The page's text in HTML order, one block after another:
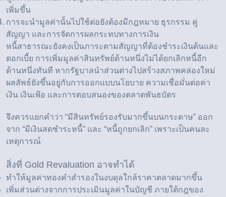
เพิ่มขึ้น
การจะนำมูลค่านั้นไปใช้ต่อยังต้องมีกฎหมาย ธุรกรรม คู่
สัญญา และการจัดการผลกระทบทางการเงิน
หนี้สาธารณะยังคงเป็นภาระตามสัญญาที่ต้องชำระเงินต้นและ
ดอกเบี้ย การเพิ่มมูลค่าสินทรัพย์ด้านหนึ่งไม่ได้ยกเลิกหนี้อีก
ด้านหนึ่งทันที หากรัฐบาลนำส่วนต่างไปสร้างสภาพคล่องใหม่
ผลลัพธ์ยังขึ้นอยู่กับการออกแบบนโยบาย ความเชื่อมั่นต่อค่า
เงิน เงินเฟ้อ และการตอบสนองของตลาดพันธบัตร
จึงควรแยกคำว่า “มีสินทรัพย์รองรับมากขึ้นบนกระดาษ” ออก
จาก “มีเงินสดชำระหนี้” และ “หนี้ถูกยกเลิก” เพราะเป็นคนละ
เหตุการณ์
สิ่งที่ Gold Revaluation อาจทำได้
ทำให้มูลค่าทองคำสำรองในงบดุลใกล้ราคาตลาดมากขึ้น
เพิ่มส่วนต่างจากการประเมินมูลค่าในบัญชี ภายใต้กฎของ